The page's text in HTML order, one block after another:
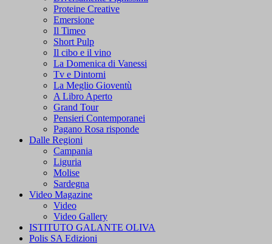
Proteine Creative
Emersione
Il Timeo
Short Pulp
Il cibo e il vino
La Domenica di Vanessi
Tv e Dintorni
La Meglio Gioventù
A Libro Aperto
Grand Tour
Pensieri Contemporanei
Pagano Rosa risponde
Dalle Regioni
Campania
Liguria
Molise
Sardegna
Video Magazine
Video
Video Gallery
ISTITUTO GALANTE OLIVA
Polis SA Edizioni